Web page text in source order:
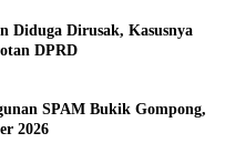
Diduga Dirusak, Kasusnya
DPRD
SPAM Bukik Gompong,
2026